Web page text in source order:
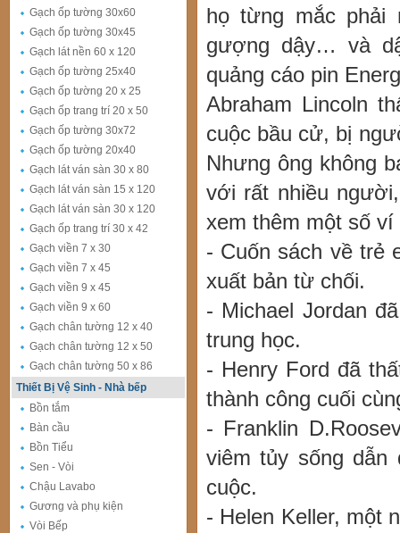
Gạch ốp tường 30x60
Gạch ốp tường 30x45
Gạch lát nền 60 x 120
Gạch ốp tường 25x40
Gạch ốp tường 20 x 25
Gạch ốp trang trí 20 x 50
Gạch ốp tường 30x72
Gạch ốp tường 20x40
Gạch lát ván sàn 30 x 80
Gạch lát ván sàn 15 x 120
Gạch lát ván sàn 30 x 120
Gạch ốp trang trí 30 x 42
Gạch viền 7 x 30
Gạch viền 7 x 45
Gạch viền 9 x 45
Gạch viền 9 x 60
Gạch chân tường 12 x 40
Gạch chân tường 12 x 50
Gạch chân tường 50 x 86
Thiết Bị Vệ Sinh - Nhà bếp
Bồn tắm
Bàn cầu
Bồn Tiểu
Sen - Vòi
Chậu Lavabo
Gương và phụ kiện
Vòi Bếp
họ từng mắc phải
gượng dậy… và
quảng cáo pin
Abraham Lincoln
cuộc bầu cử, bị
Nhưng ông không
với rất nhiều
xem thêm một số ví
- Cuốn sách về trẻ
xuất bản từ chối.
- Michael Jordan
trung học.
- Henry Ford đã
thành công cuối
- Franklin
viêm tủy sống dẫn
cuộc.
- Helen Keller, một